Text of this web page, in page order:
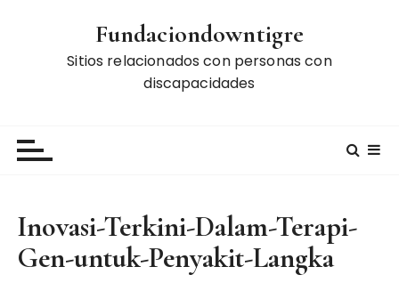
Fundaciondowntigre
Sitios relacionados con personas con
discapacidades
Inovasi-Terkini-Dalam-Terapi-
Gen-untuk-Penyakit-Langka